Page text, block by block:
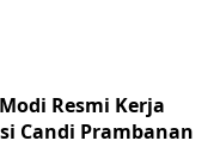
Resmi Kerja
Candi Prambanan